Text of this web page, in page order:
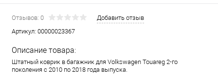
Отзывов: 0
Добавить отзыв
Артикул: 00000023367
Описание товара:
Штатный коврик в багажник для Volkswagen Touareg 2-го
поколения с 2010 по 2018 года выпуска.